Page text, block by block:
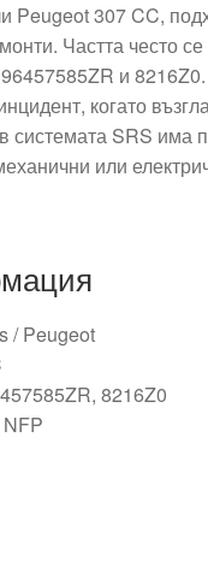
Peugeot 307 CC,
Частта често
и
когато
системата SRS има
или
/ Peugeot
8216Z0